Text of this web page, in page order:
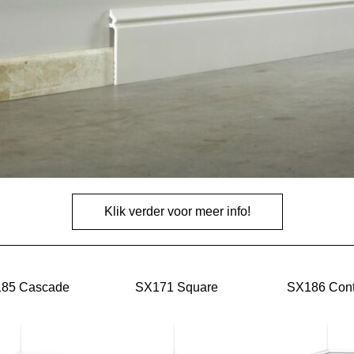
Klik verder voor meer info!
Cascade SX171 Square SX186